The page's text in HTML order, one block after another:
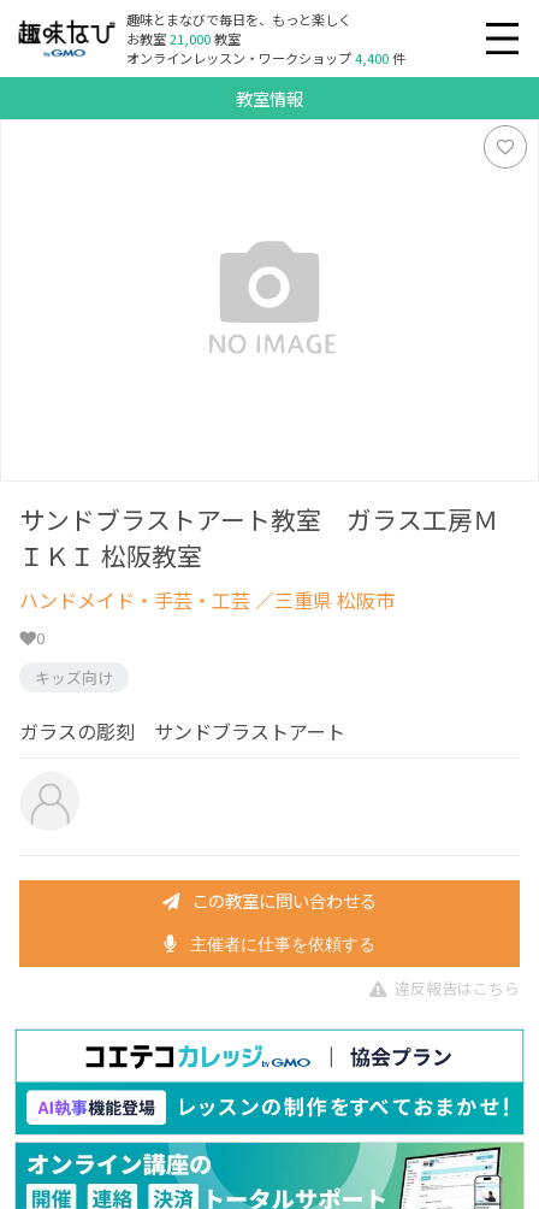
趣味とまなびで毎日を、もっと楽しく
お教室21,000教室
オンラインレッスン・ワークショップ4,400件
教室情報
サンドブラストアート教室 ガラス工房Ｍ
ＩＫＩ 松阪教室
ハンドメイド・手芸・工芸 ／三重県 松阪市
0
キッズ向け
ガラスの彫刻 サンドブラストアート
この教室に問い合わせる
主催者に仕事を依頼する
違反報告はこちら